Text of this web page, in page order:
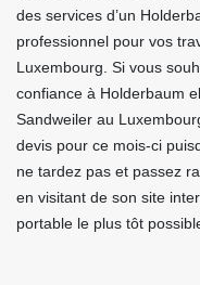
des services d’un
professionnel pour vos
Luxembourg. Si vous
confiance à Holderbaum
Sandweiler au
devis pour ce mois-ci
ne tardez pas et passez
en visitant de son site
portable le plus tôt